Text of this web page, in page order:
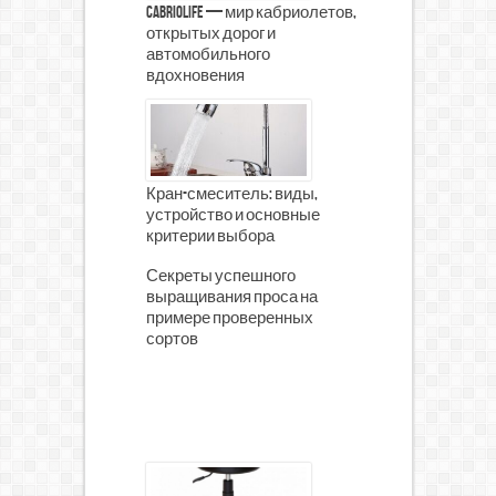
CabrioLife — мир кабриолетов,
открытых дорог и
автомобильного
вдохновения
Кран-смеситель: виды,
устройство и основные
критерии выбора
Секреты успешного
выращивания проса на
примере проверенных
сортов